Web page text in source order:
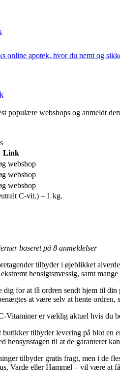
online apotek, hvor du nemt og
populære webshops og anmeldt
Link
webshop
webshop
webshop
C-vit.) – 1 kg.
baseret på 8 anmeldelser
tilbyder i øjeblikket
hensigtsmæssig, samt
dig for at få ordren sendt hjem til
at være selv at hente
Vitaminer er vældig aktuel hvis du
butikker tilbyder levering på blot en
hensynstagen til at de garanteret
tilbyder gratis fragt, men i de
Varde eller Hammel – vil være at